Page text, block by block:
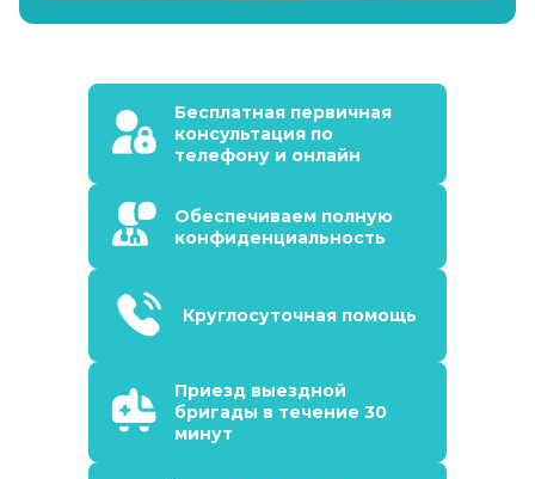
Бесплатная первичная
консультация по
телефону и онлайн
Обеспечиваем полную
конфиденциальность
Круглосуточная помощь
Приезд выездной
бригады в течение 30
минут